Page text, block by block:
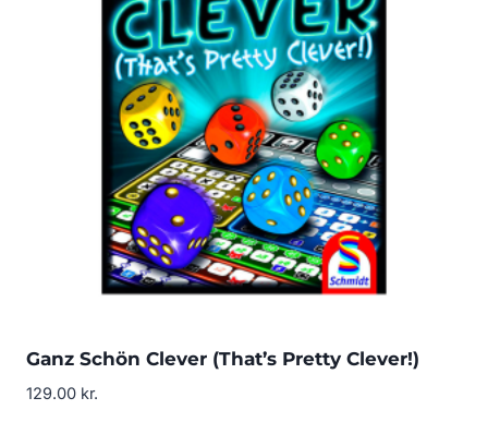
Ganz Schön Clever (That’s Pretty Clever!)
129.00 kr.